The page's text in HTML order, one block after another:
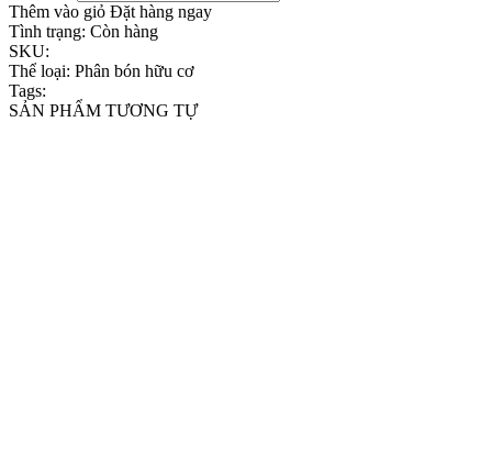
Thêm vào giỏ Đặt hàng ngay
Tình trạng: Còn hàng
SKU:
Thể loại: Phân bón hữu cơ
Tags:
SẢN PHẨM TƯƠNG TỰ